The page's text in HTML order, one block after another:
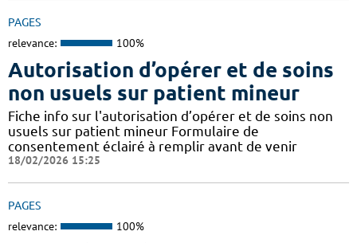
PAGES
relevance: 100%
Autorisation d’opérer et de soins
non usuels sur patient mineur
Fiche info sur l'autorisation d’opérer et de soins non
usuels sur patient mineur Formulaire de
consentement éclairé à remplir avant de venir
18/02/2026 15:25
PAGES
relevance: 100%